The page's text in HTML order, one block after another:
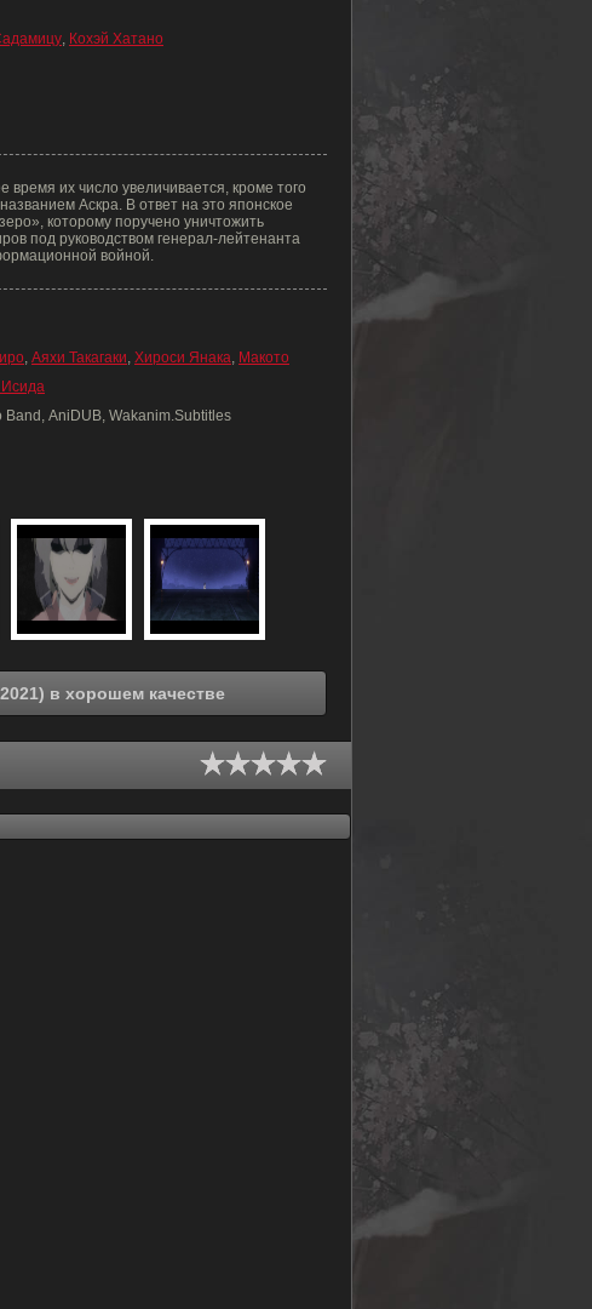
, Кохэй Хатано
их число увеличивается, кроме того
Аскра. В ответ на это японское
которому поручено уничтожить
под руководством генерал-лейтенанта
войной.
, Аяхи Такагаки, Хироси Янака, Макото
AniDUB, Wakanim.Subtitles
Смотреть онлайн Красный Марс (2021) в хорошем качестве